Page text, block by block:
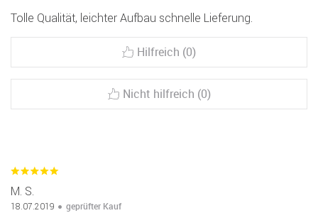
Tolle Qualität, leichter Aufbau schnelle Lieferung.
Hilfreich (0)
Nicht hilfreich (0)
M. S.
18.07.2019 geprüfter Kauf